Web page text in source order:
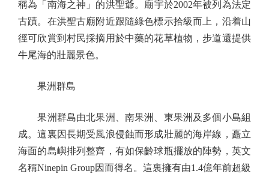
稱為「南海之神」的洪聖爺。廟宇於2002年被列為法定
古蹟。在洪聖古廟附近跟隨綠色標示拾級而上，沿着山
徑可欣賞到村民採摘用於中藥的花草植物，步道還提供
牛尾海的壯麗景色。
果洲群島
果洲群島由北果洲、南果洲、東果洲及多個小島組
成。這裏因長期受風浪侵蝕而形成壯麗的海岸線，矗立
海面的島嶼排列整齊，有如保齡球瓶擺放的陣勢，英文
名稱Ninepin Group因而得名。這裏擁有由1.4億年前超級